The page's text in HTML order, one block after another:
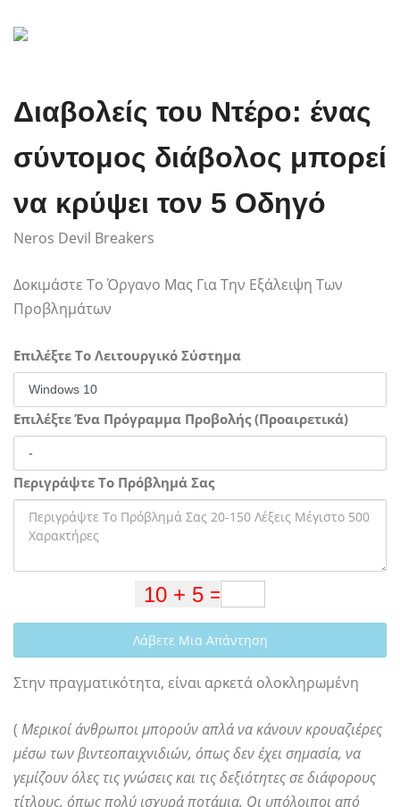
Διαβολείς του Ντέρο: ένας
σύντομος διάβολος μπορεί
να κρύψει τον 5 Οδηγό
Neros Devil Breakers
Δοκιμάστε Το Όργανο Μας Για Την Εξάλειψη Των
Προβλημάτων
Επιλέξτε Το Λειτουργικό Σύστημα
Επιλέξτε Ένα Πρόγραμμα Προβολής (Προαιρετικά)
Περιγράψτε Το Πρόβλημά Σας
Λάβετε Μια Απάντηση
Στην πραγματικότητα, είναι αρκετά ολοκληρωμένη
( Μερικοί άνθρωποι μπορούν απλά να κάνουν κρουαζιέρες
μέσω των βιντεοπαιχνιδιών, όπως δεν έχει σημασία, να
γεμίζουν όλες τις γνώσεις και τις δεξιότητες σε διάφορους
τίτλους, όπως πολύ ισχυρά ποτάμια. Οι υπόλοιποι από